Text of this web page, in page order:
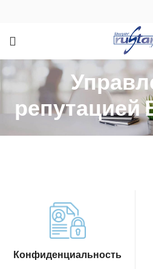
репутацией
Конфиденциальность